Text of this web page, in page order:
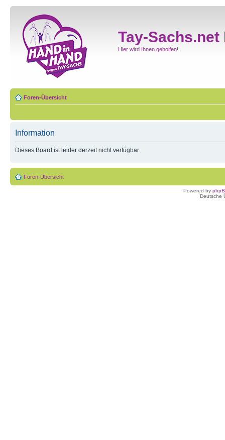
Tay-Sachs.net
Hier wird Ihnen geholfen!
Foren-Übersicht
Information
Dieses Board ist leider derzeit nicht verfügbar.
Foren-Übersicht
Powered by
Deutsche